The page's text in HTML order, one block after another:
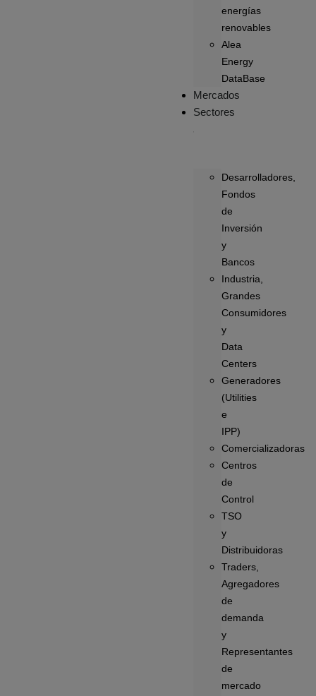
energías
renovables
Alea
Energy
DataBase
Mercados
Sectores
Desarrolladores,
Fondos
de
Inversión
y
Bancos
Industria,
Grandes
Consumidores
y
Data
Centers
Generadores
(Utilities
e
IPP)
Comercializadoras
Centros
de
Control
TSO
y
Distribuidoras
Traders,
Agregadores
de
demanda
y
Representantes
de
mercado